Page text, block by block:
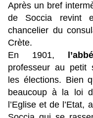
Après un bref
de Soccia revint
chancelier du
Crète.
En 1901,
professeur au petit
les élections. Bien
beaucoup à la loi
l’Eglise et de